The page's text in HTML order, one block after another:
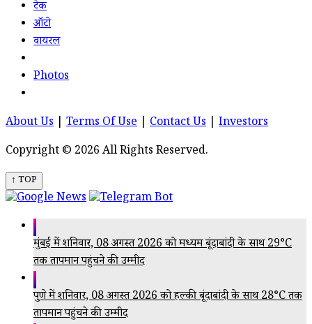
टेक
ऑटो
वायरल
Photos
About Us Terms Of Use Contact Us
Investors
Copyright © 2026 All Rights Reserved.
↑ TOP
मुंबई में शनिवार, 08 अगस्त 2026 को मध्यम बूंदाबांदी के साथ 29°C
तक तापमान पहुंचने की उम्मीद
पुणे में शनिवार, 08 अगस्त 2026 को हल्की बूंदाबांदी के साथ 28°C तक
तापमान पहुंचने की उम्मीद